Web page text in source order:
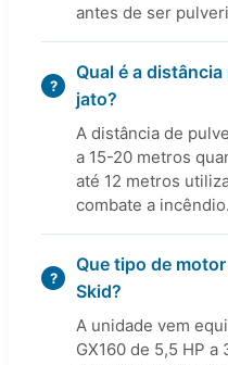
antes de ser
Qual é a
jato?
A distância de
a 15-20 metros
até 12 metros
combate a incêndio.
Que tipo de
Skid?
A unidade vem
GX160 de 5,5 HP